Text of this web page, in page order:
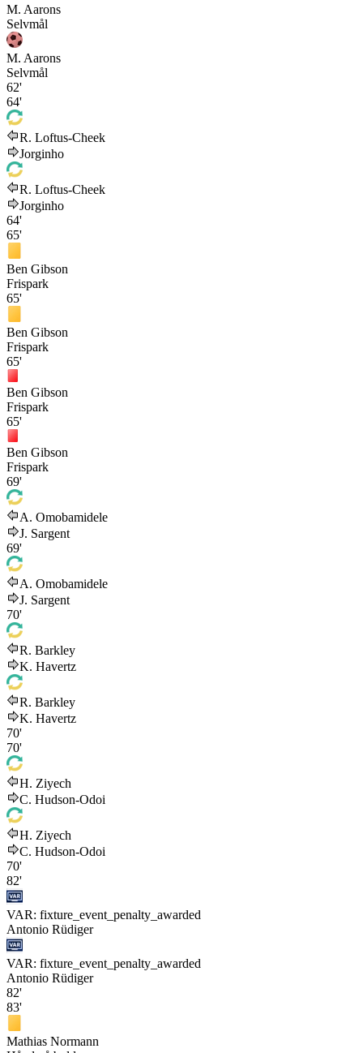
M. Aarons
Selvmål
M. Aarons
Selvmål
62'
64'
R. Loftus-Cheek
Jorginho
R. Loftus-Cheek
Jorginho
64'
65'
Ben Gibson
Frispark
65'
Ben Gibson
Frispark
65'
Ben Gibson
Frispark
65'
Ben Gibson
Frispark
69'
A. Omobamidele
J. Sargent
69'
A. Omobamidele
J. Sargent
70'
R. Barkley
K. Havertz
R. Barkley
K. Havertz
70'
70'
H. Ziyech
C. Hudson-Odoi
H. Ziyech
C. Hudson-Odoi
70'
82'
VAR: fixture_event_penalty_awarded
Antonio Rüdiger
VAR: fixture_event_penalty_awarded
Antonio Rüdiger
82'
83'
Mathias Normann